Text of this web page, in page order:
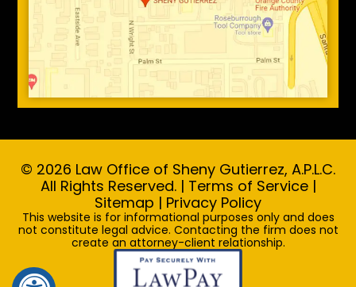
© 2026 Law Office of Sheny Gutierrez, A.P.L.C.
All Rights Reserved. | Terms of Service|
Sitemap | Privacy Policy
This website is for informational purposes only and does
not constitute legal advice. Contacting the firm does not
create an attorney-client relationship.